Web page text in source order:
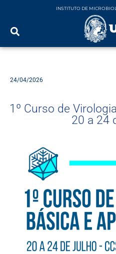
INSTITUTO DE
24/04/2026
1º Curso de
20 a 24